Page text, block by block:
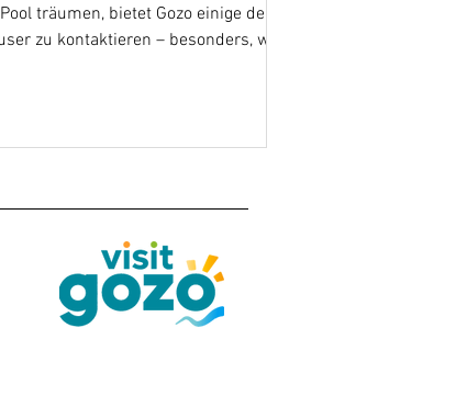
träumen, bietet Gozo einige der
zu kontaktieren – besonders, wenn